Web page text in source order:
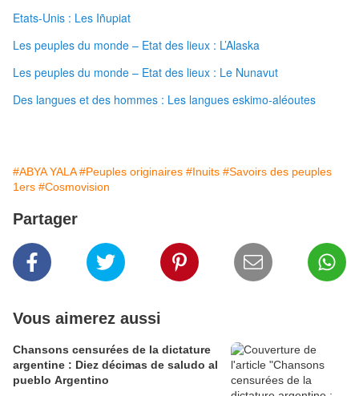
Etats-Unis : Les Iñupiat
Les peuples du monde – Etat des lieux : L’Alaska
Les peuples du monde – Etat des lieux : Le Nunavut
Des langues et des hommes : Les langues eskimo-aléoutes
#ABYA YALA #Peuples originaires #Inuits #Savoirs des peuples
1ers #Cosmovision
Partager
Vous aimerez aussi
Chansons censurées de la dictature
argentine : Diez décimas de saludo al
pueblo Argentino